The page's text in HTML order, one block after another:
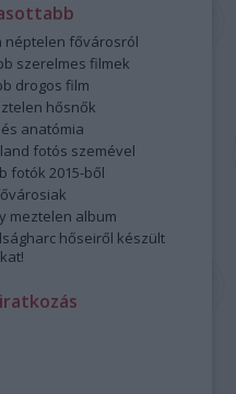
néptelen fővárosról
szerelmes filmek
drogos film
hősnők
anatómia
fotós szemével
fotók 2015-ből
meztelen album
hőseiről készült